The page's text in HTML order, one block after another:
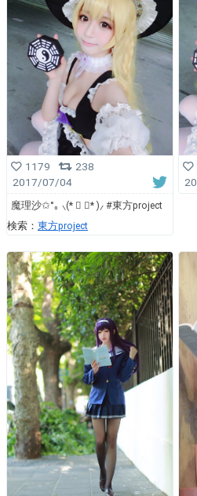
1179
238
2017/07/04
魔理沙✩°｡ ⸜(* ॑ ॑* )⸝ #東方project
検索： 東方project